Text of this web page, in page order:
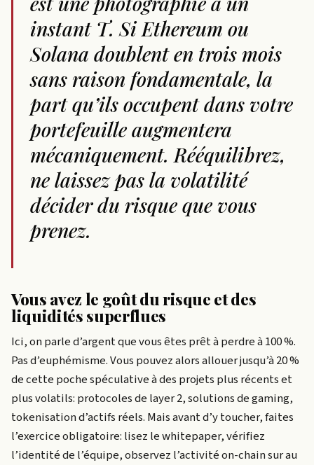
instant T. Si Ethereum ou
Solana doublent en trois mois
sans raison fondamentale, la
part qu’ils occupent dans votre
portefeuille augmentera
mécaniquement. Rééquilibrez,
ne laissez pas la volatilité
décider du risque que vous
prenez.
Vous avez le goût du risque et des
liquidités superflues
Ici, on parle d’argent que vous êtes prêt à perdre à 100 %.
Pas d’euphémisme. Vous pouvez alors allouer jusqu’à 20 %
de cette poche spéculative à des projets plus récents et
plus volatils: protocoles de layer 2, solutions de gaming,
tokenisation d’actifs réels. Mais avant d’y toucher, faites
l’exercice obligatoire: lisez le whitepaper, vérifiez
l’identité de l’équipe, observez l’activité on-chain sur au